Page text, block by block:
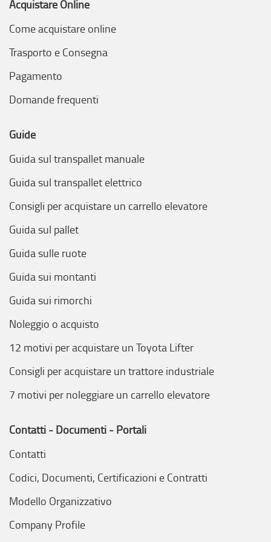
Acquistare Online
Come acquistare online
Trasporto e Consegna
Pagamento
Domande frequenti
Guide
Guida sul transpallet manuale
Guida sul transpallet elettrico
Consigli per acquistare un carrello elevatore
Guida sul pallet
Guida sulle ruote
Guida sui montanti
Guida sui rimorchi
Noleggio o acquisto
12 motivi per acquistare un Toyota Lifter
Consigli per acquistare un trattore industriale
7 motivi per noleggiare un carrello elevatore
Contatti - Documenti - Portali
Contatti
Codici, Documenti, Certificazioni e Contratti
Modello Organizzativo
Company Profile